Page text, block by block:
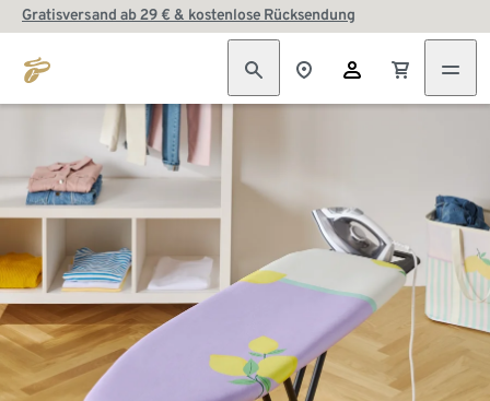
Gratisversand ab 29 € & kostenlose Rücksendung